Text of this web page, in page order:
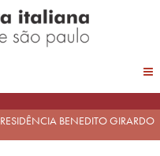
RESIDÊNCIA BENEDITO GIRARDO